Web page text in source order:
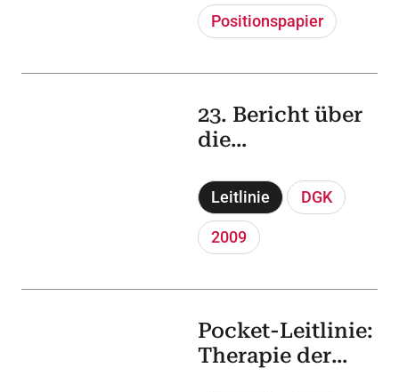
Positionspapier
Leitlinie DGK
2009
23. Bericht über
die
der
Herzkatheterlab
ore in der
Deutschland
Pocket-Leitlinie:
Therapie der